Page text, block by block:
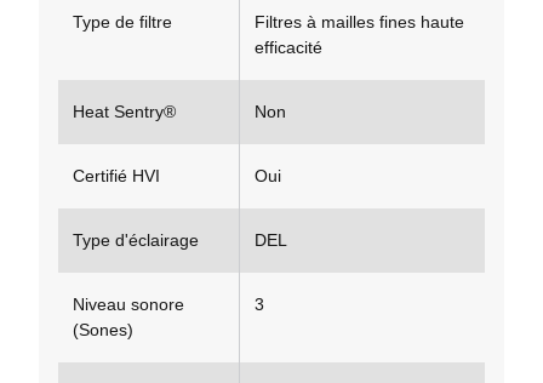
Type de filtre
Filtres à mailles fines haute
efficacité
Heat Sentry® Non
Certifié HVI Oui
Type d'éclairage DEL
Niveau sonore
(Sones)
3